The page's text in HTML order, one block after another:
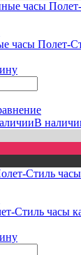
часы Полет-
В
Стиль часы